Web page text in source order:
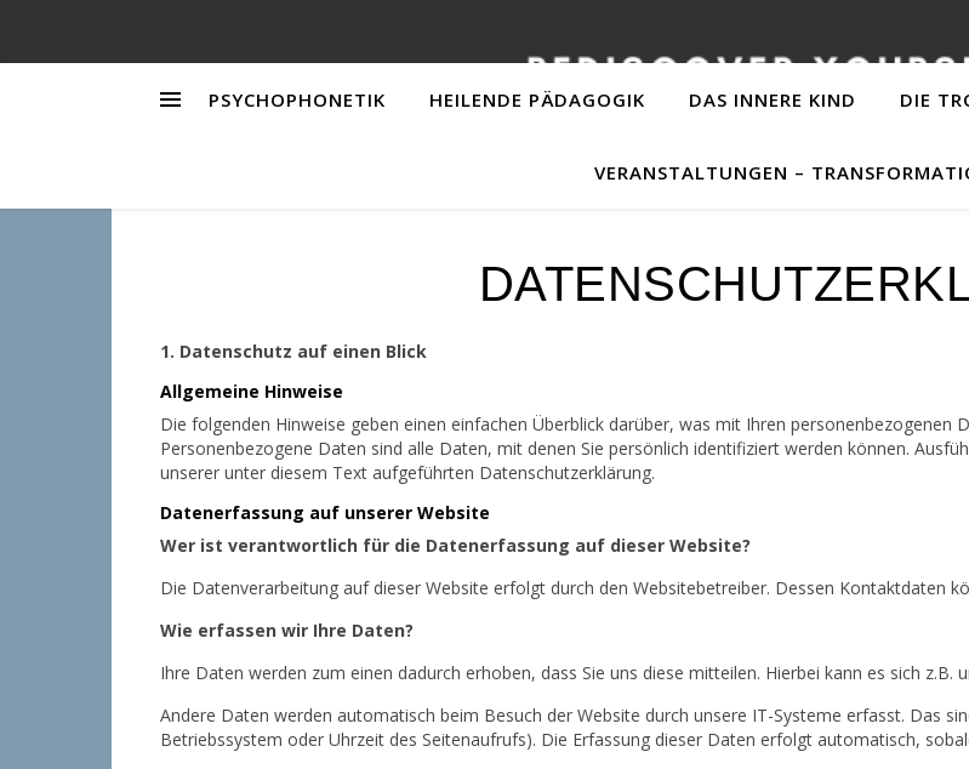
PSYCHOPHONETIK HEILENDE PÄDAGOGIK DAS INNERE KIND DIE
VERANSTALTUNGEN –
1. Datenschutz auf einen Blick
Allgemeine Hinweise
Die folgenden Hinweise geben einen einfachen Überblick darüber, was mit Ihren personenbezogenen
Personenbezogene Daten sind alle Daten, mit denen Sie persönlich identifiziert werden können.
unserer unter diesem Text aufgeführten Datenschutzerklärung.
Datenerfassung auf unserer Website
Wer ist verantwortlich für die Datenerfassung auf dieser Website?
Die Datenverarbeitung auf dieser Website erfolgt durch den Websitebetreiber. Dessen Kontaktdaten
Wie erfassen wir Ihre Daten?
Ihre Daten werden zum einen dadurch erhoben, dass Sie uns diese mitteilen. Hierbei kann es sich
Andere Daten werden automatisch beim Besuch der Website durch unsere IT-Systeme erfasst. Das
Betriebssystem oder Uhrzeit des Seitenaufrufs). Die Erfassung dieser Daten erfolgt automatisch,